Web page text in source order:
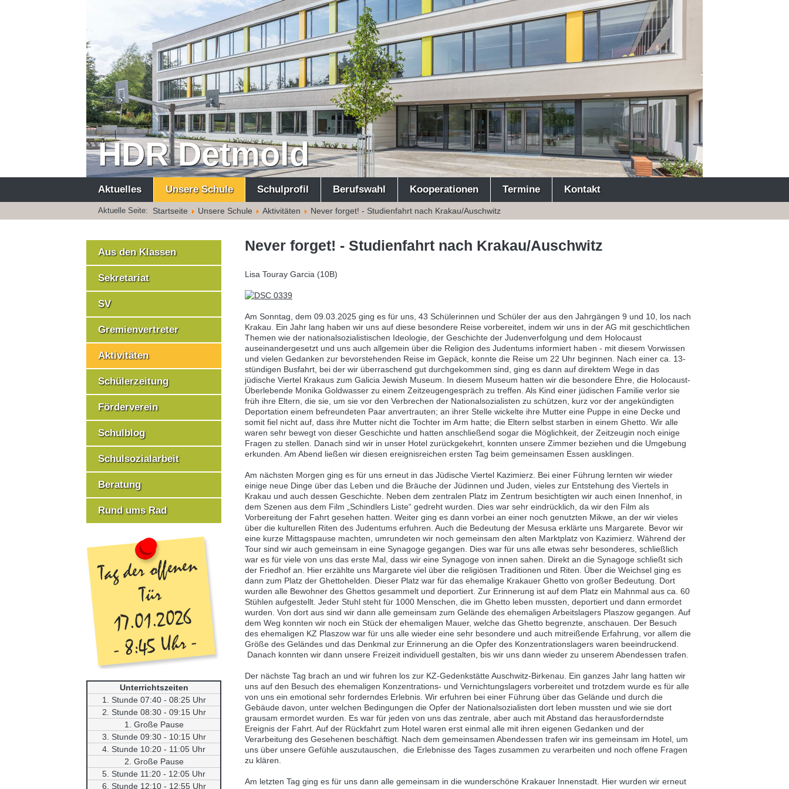
HDR Detmold
Aktuelles Unsere Schule Schulprofil Berufswahl Kooperationen Termine Kontakt
Aktuelle Seite: Startseite Unsere Schule Aktivitäten Never forget! - Studienfahrt nach Krakau/Auschwitz
Aus den Klassen
Sekretariat
SV
Gremienvertreter
Aktivitäten
Schülerzeitung
Förderverein
Schulblog
Schulsozialarbeit
Beratung
Rund ums Rad
Unterrichtszeiten
1. Stunde 07:40 - 08:25 Uhr
2. Stunde 08:30 - 09:15 Uhr
1. Große Pause
3. Stunde 09:30 - 10:15 Uhr
4. Stunde 10:20 - 11:05 Uhr
2. Große Pause
5. Stunde 11:20 - 12:05 Uhr
6. Stunde 12:10 - 12:55 Uhr
Never forget! - Studienfahrt nach Krakau/Auschwitz
Lisa Touray Garcia (10B)
Am Sonntag, dem 09.03.2025 ging es für uns, 43 Schülerinnen und Schüler der aus den Jahrgängen 9 und 10, los nach
Krakau. Ein Jahr lang haben wir uns auf diese besondere Reise vorbereitet, indem wir uns in der AG mit geschichtlichen
Themen wie der nationalsozialistischen Ideologie, der Geschichte der Judenverfolgung und dem Holocaust
auseinandergesetzt und uns auch allgemein über die Religion des Judentums informiert haben - mit diesem Vorwissen
und vielen Gedanken zur bevorstehenden Reise im Gepäck, konnte die Reise um 22 Uhr beginnen. Nach einer ca. 13-
stündigen Busfahrt, bei der wir überraschend gut durchgekommen sind, ging es dann auf direktem Wege in das
jüdische Viertel Krakaus zum Galicia Jewish Museum. In diesem Museum hatten wir die besondere Ehre, die Holocaust-
Überlebende Monika Goldwasser zu einem Zeitzeugengespräch zu treffen. Als Kind einer jüdischen Familie verlor sie
früh ihre Eltern, die sie, um sie vor den Verbrechen der Nationalsozialisten zu schützen, kurz vor der angekündigten
Deportation einem befreundeten Paar anvertrauten; an ihrer Stelle wickelte ihre Mutter eine Puppe in eine Decke und
somit fiel nicht auf, dass ihre Mutter nicht die Tochter im Arm hatte; die Eltern selbst starben in einem Ghetto. Wir alle
waren sehr bewegt von dieser Geschichte und hatten anschließend sogar die Möglichkeit, der Zeitzeugin noch einige
Fragen zu stellen. Danach sind wir in unser Hotel zurückgekehrt, konnten unsere Zimmer beziehen und die Umgebung
erkunden. Am Abend ließen wir diesen ereignisreichen ersten Tag beim gemeinsamen Essen ausklingen.
Am nächsten Morgen ging es für uns erneut in das Jüdische Viertel Kazimierz. Bei einer Führung lernten wir wieder
einige neue Dinge über das Leben und die Bräuche der Jüdinnen und Juden, vieles zur Entstehung des Viertels in
Krakau und auch dessen Geschichte. Neben dem zentralen Platz im Zentrum besichtigten wir auch einen Innenhof, in
dem Szenen aus dem Film „Schindlers Liste“ gedreht wurden. Dies war sehr eindrücklich, da wir den Film als
Vorbereitung der Fahrt gesehen hatten. Weiter ging es dann vorbei an einer noch genutzten Mikwe, an der wir vieles
über die kulturellen Riten des Judentums erfuhren. Auch die Bedeutung der Mesusa erklärte uns Margarete. Bevor wir
eine kurze Mittagspause machten, umrundeten wir noch gemeinsam den alten Marktplatz von Kazimierz. Während der
Tour sind wir auch gemeinsam in eine Synagoge gegangen. Dies war für uns alle etwas sehr besonderes, schließlich
war es für viele von uns das erste Mal, dass wir eine Synagoge von innen sahen. Direkt an die Synagoge schließt sich
der Friedhof an. Hier erzählte uns Margarete viel über die religiösen Traditionen und Riten. Über die Weichsel ging es
dann zum Platz der Ghettohelden. Dieser Platz war für das ehemalige Krakauer Ghetto von großer Bedeutung. Dort
wurden alle Bewohner des Ghettos gesammelt und deportiert. Zur Erinnerung ist auf dem Platz ein Mahnmal aus ca. 60
Stühlen aufgestellt. Jeder Stuhl steht für 1000 Menschen, die im Ghetto leben mussten, deportiert und dann ermordet
wurden. Von dort aus sind wir dann alle gemeinsam zum Gelände des ehemaligen Arbeitslagers Plaszow gegangen. Auf
dem Weg konnten wir noch ein Stück der ehemaligen Mauer, welche das Ghetto begrenzte, anschauen. Der Besuch
des ehemaligen KZ Plaszow war für uns alle wieder eine sehr besondere und auch mitreißende Erfahrung, vor allem die
Größe des Geländes und das Denkmal zur Erinnerung an die Opfer des Konzentrationslagers waren beeindruckend.
Danach konnten wir dann unsere Freizeit individuell gestalten, bis wir uns dann wieder zu unserem Abendessen trafen.
Der nächste Tag brach an und wir fuhren los zur KZ-Gedenkstätte Auschwitz-Birkenau. Ein ganzes Jahr lang hatten wir
uns auf den Besuch des ehemaligen Konzentrations- und Vernichtungslagers vorbereitet und trotzdem wurde es für alle
von uns ein emotional sehr forderndes Erlebnis. Wir erfuhren bei einer Führung über das Gelände und durch die
Gebäude davon, unter welchen Bedingungen die Opfer der Nationalsozialisten dort leben mussten und wie sie dort
grausam ermordet wurden. Es war für jeden von uns das zentrale, aber auch mit Abstand das herausforderndste
Ereignis der Fahrt. Auf der Rückfahrt zum Hotel waren erst einmal alle mit ihren eigenen Gedanken und der
Verarbeitung des Gesehenen beschäftigt. Nach dem gemeinsamen Abendessen trafen wir ins gemeinsam im Hotel, um
uns über unsere Gefühle auszutauschen, die Erlebnisse des Tages zusammen zu verarbeiten und noch offene Fragen
zu klären.
Am letzten Tag ging es für uns dann alle gemeinsam in die wunderschöne Krakauer Innenstadt. Hier wurden wir erneut